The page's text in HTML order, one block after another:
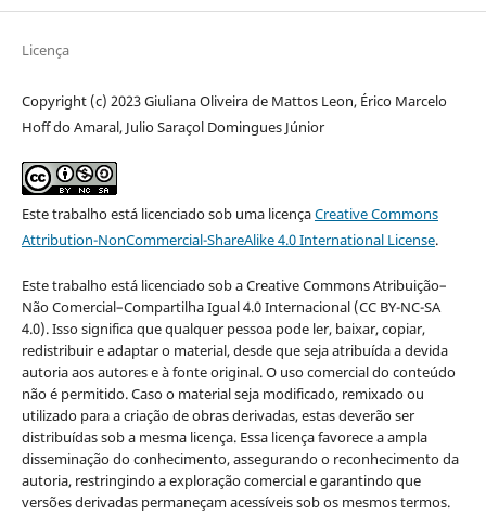
Licença
Copyright (c) 2023 Giuliana Oliveira de Mattos Leon, Érico Marcelo
Hoff do Amaral, Julio Saraçol Domingues Júnior
Este trabalho está licenciado sob uma licençaCreative Commons
Attribution-NonCommercial-ShareAlike 4.0 International License.
Este trabalho está licenciado sob a Creative Commons Atribuição–
Não Comercial–Compartilha Igual 4.0 Internacional (CC BY-NC-SA
4.0). Isso significa que qualquer pessoa pode ler, baixar, copiar,
redistribuir e adaptar o material, desde que seja atribuída a devida
autoria aos autores e à fonte original. O uso comercial do conteúdo
não é permitido. Caso o material seja modificado, remixado ou
utilizado para a criação de obras derivadas, estas deverão ser
distribuídas sob a mesma licença. Essa licença favorece a ampla
disseminação do conhecimento, assegurando o reconhecimento da
autoria, restringindo a exploração comercial e garantindo que
versões derivadas permaneçam acessíveis sob os mesmos termos.